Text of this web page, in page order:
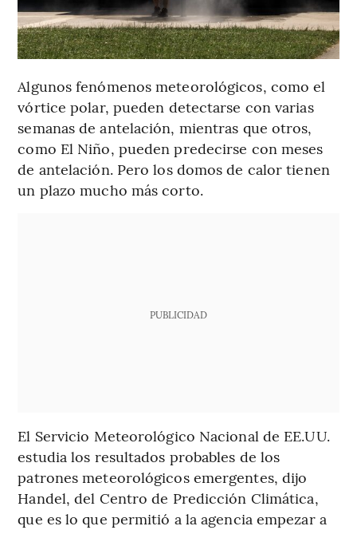
Algunos fenómenos meteorológicos, como el
vórtice polar, pueden detectarse con varias
semanas de antelación, mientras que otros,
como El Niño, pueden predecirse con meses
de antelación. Pero los domos de calor tienen
un plazo mucho más corto.
PUBLICIDAD
El Servicio Meteorológico Nacional de EE.UU.
estudia los resultados probables de los
patrones meteorológicos emergentes, dijo
Handel, del Centro de Predicción Climática,
que es lo que permitió a la agencia empezar a